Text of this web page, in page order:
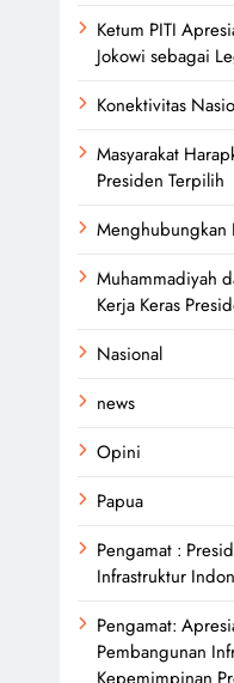
Ketum PITI
Jokowi sebagai
Konektivitas
Masyarakat
Presiden Terpilih
Menghubungkan
Muhammadiyah
Kerja Keras
Nasional
news
Opini
Papua
Pengamat :
Infrastruktur
Pengamat:
Pembangunan